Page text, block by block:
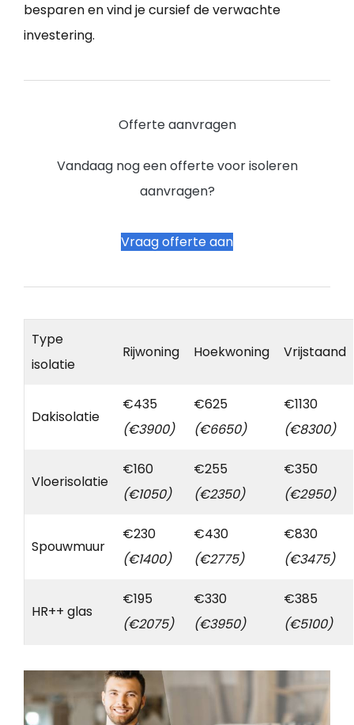
besparen en vind je cursief de verwachte
investering.
Offerte aanvragen
Vandaag nog een offerte voor isoleren
aanvragen?
Vraag offerte aan
Type
isolatie
Rijwoning Hoekwoning Vrijstaand
Dakisolatie
€435
(€3900)
€625
(€6650)
€1130
(€8300)
Vloerisolatie
€160
(€1050)
€255
(€2350)
€350
(€2950)
Spouwmuur
€230
(€1400)
€430
(€2775)
€830
(€3475)
HR++ glas
€195
(€2075)
€330
(€3950)
€385
(€5100)